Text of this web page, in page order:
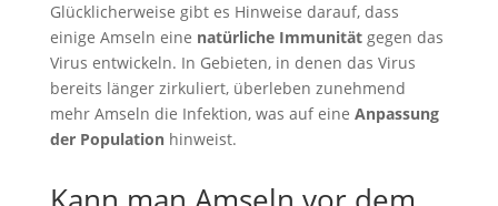
Glücklicherweise gibt es Hinweise darauf, dass
einige Amseln eine natürliche Immunitätgegen das
Virus entwickeln. In Gebieten, in denen das Virus
bereits länger zirkuliert, überleben zunehmend
mehr Amseln die Infektion, was auf eine Anpassung
der Populationhinweist.